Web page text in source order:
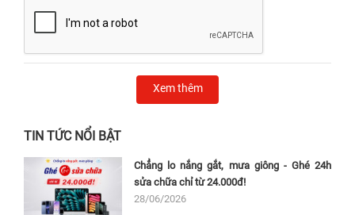
Xem thêm
TIN TỨC NỔI BẬT
Chẳng lo nắng gắt, mưa giông - Ghé 24h
sửa chữa chỉ từ 24.000đ!
28/06/2026